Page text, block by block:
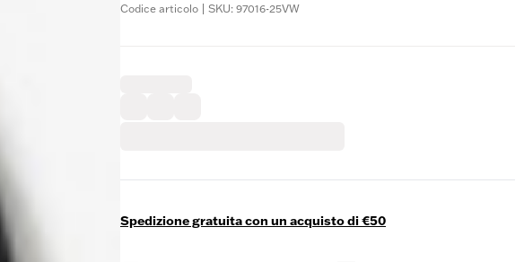
Codice articolo | SKU: 97016-25VW
Spedizione gratuita con un acquisto di €50